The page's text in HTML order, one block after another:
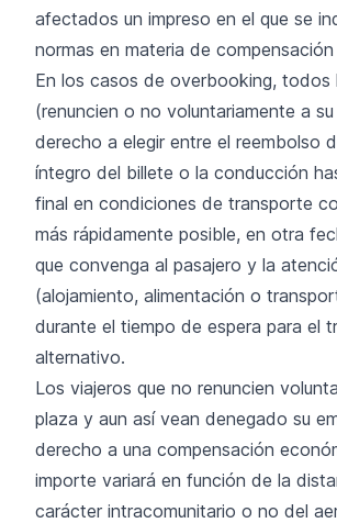
afectados un impreso en el que se
normas en materia de
En los casos de overbooking, todos
(renuncien o no voluntariamente a
derecho a elegir entre el reembolso
íntegro del billete o la conducción
final en condiciones de transporte
más rápidamente posible, en otra
que convenga al pasajero y la
(alojamiento, alimentación o
durante el tiempo de espera para el
alternativo.
Los viajeros que no renuncien
plaza y aun así vean denegado su
derecho a una compensación
importe variará en función de la
carácter intracomunitario o no del